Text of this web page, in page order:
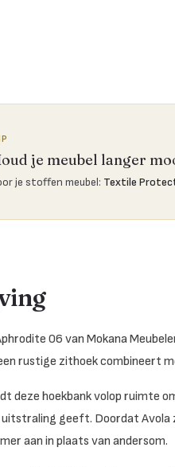
je meubel langer
je stoffen meubel: Textile
06 van Mokana
rustige zithoek combineert
deze hoekbank volop ruimte
geeft. Doordat Avola
aan in plaats van andersom.